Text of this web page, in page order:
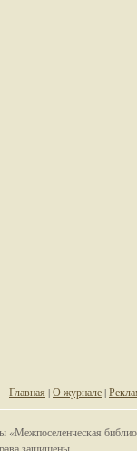
Главная |О журнале|
«Межпоселенческая